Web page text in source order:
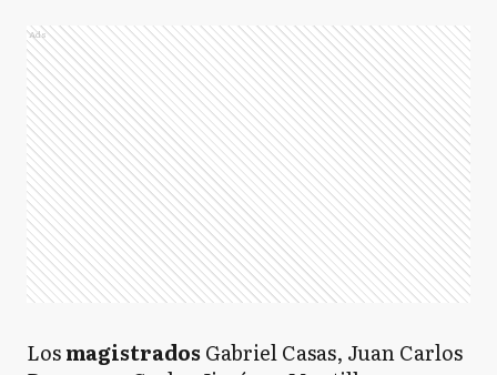
Ads
Losmagistrados Gabriel Casas, Juan Carlos